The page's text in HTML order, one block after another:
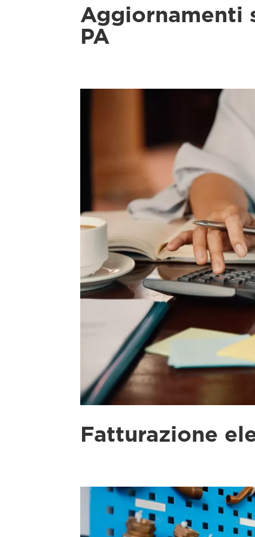
Aggiornamenti
PA
Fatturazione